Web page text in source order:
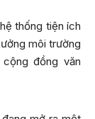
thống tiện ích
môi trường
đồng văn